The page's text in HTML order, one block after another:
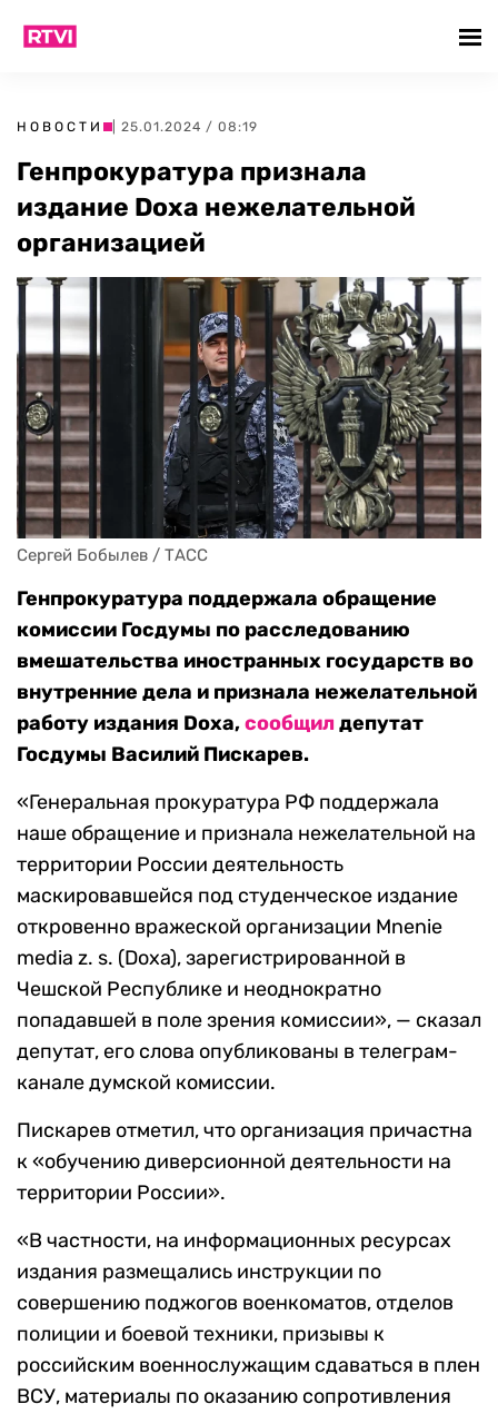
НОВОСТИ | 25.01.2024 / 08:19
Генпрокуратура признала
издание Doxa нежелательной
организацией
Сергей Бобылев / ТАСС
Генпрокуратура поддержала обращение
комиссии Госдумы по расследованию
вмешательства иностранных государств во
внутренние дела и признала нежелательной
работу издания Doxa,сообщилдепутат
Госдумы Василий Пискарев.
«Генеральная прокуратура РФ поддержала
наше обращение и признала нежелательной на
территории России деятельность
маскировавшейся под студенческое издание
откровенно вражеской организации Mnenie
media z. s. (Doxa), зарегистрированной в
Чешской Республике и неоднократно
попадавшей в поле зрения комиссии», — сказал
депутат, его слова опубликованы в телеграм-
канале думской комиссии.
Пискарев отметил, что организация причастна
к «обучению диверсионной деятельности на
территории России».
«В частности, на информационных ресурсах
издания размещались инструкции по
совершению поджогов военкоматов, отделов
полиции и боевой техники, призывы к
российским военнослужащим сдаваться в плен
ВСУ, материалы по оказанию сопротивления